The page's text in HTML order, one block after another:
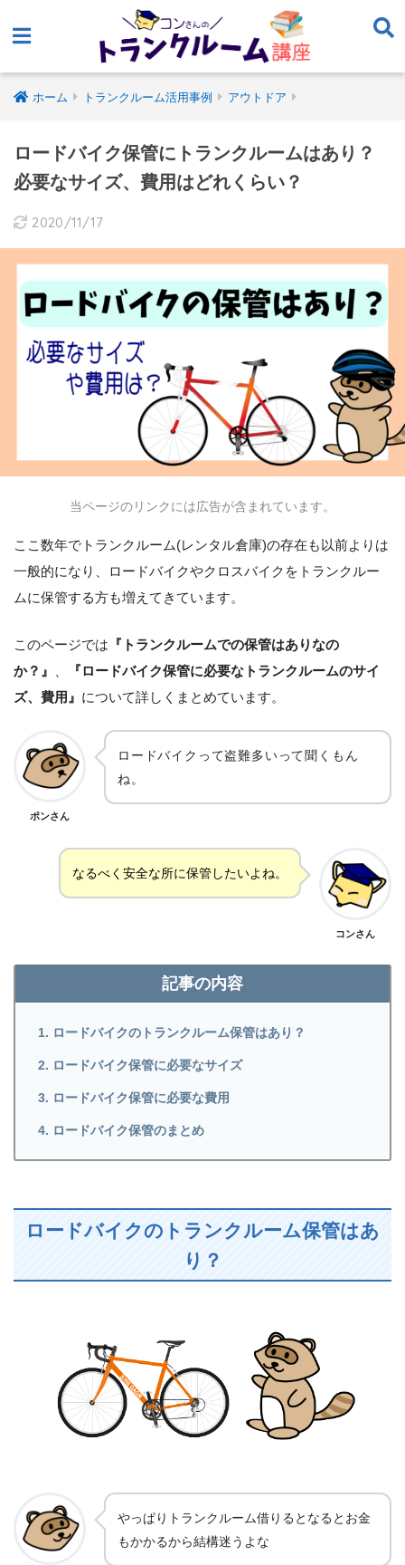
ホーム トランクルーム活用事例 アウトドア
ロードバイク保管にトランクルームはあり？
必要なサイズ、費用はどれくらい？
2020/11/17
当ページのリンクには広告が含まれています。
ここ数年でトランクルーム(レンタル倉庫)の存在も以前よりは
一般的になり、ロードバイクやクロスバイクをトランクルー
ムに保管する方も増えてきています。
このページでは 『トランクルームでの保管はありなの
か？』
『ロードバイク保管に必要なトランクルームのサイ
ズ、費用』 について詳しくまとめています。
ポンさん
ロードバイクって盗難多いって聞くもん
ね。
なるべく安全な所に保管したいよね。
コンさん
記事の内容
ロードバイクのトランクルーム保管はあり？
ロードバイク保管に必要なサイズ
ロードバイク保管に必要な費用
ロードバイク保管のまとめ
ロードバイクのトランクルーム保管はあ
り？
やっぱりトランクルーム借りるとなるとお金
もかかるから結構迷うよな